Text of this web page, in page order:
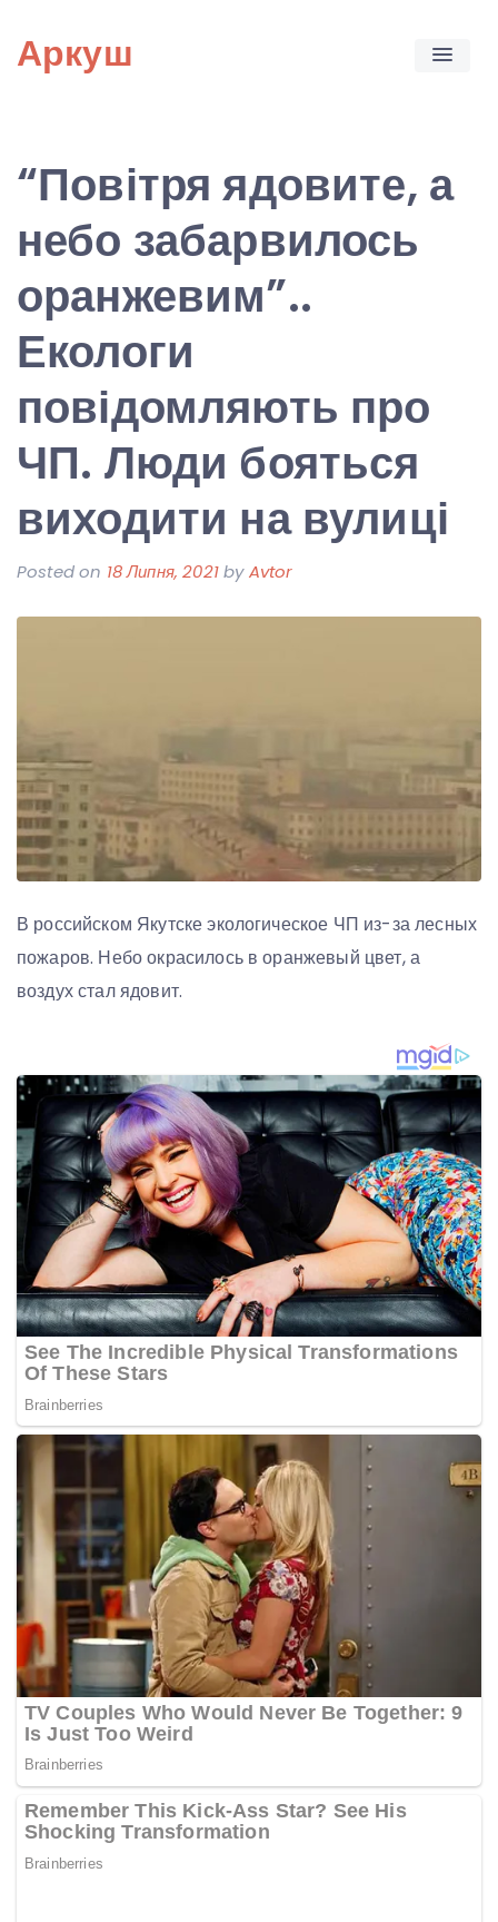
content
Аркуш
“Повітря ядовите, а
небо забарвилось
оранжевим”..
Екологи
повідомляють про
ЧП. Люди бояться
виходити на вулиці
Posted on 18 Липня, 2021byAvtor
В российском Якутске экологическое ЧП из-за лесных
пожаров. Небо окрасилось в оранжевый цвет, а
воздух стал ядовит.